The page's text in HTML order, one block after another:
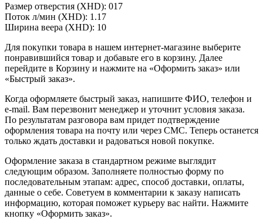
Размер отверстия (XHD): 017
Поток л/мин (XHD): 1.17
Ширина веера (XHD): 10
Для покупки товара в нашем интернет-магазине выберите
понравившийся товар и добавьте его в корзину. Далее
перейдите в Корзину и нажмите на «Оформить заказ» или
«Быстрый заказ».
Когда оформляете быстрый заказ, напишите ФИО, телефон и
e-mail. Вам перезвонит менеджер и уточнит условия заказа.
По результатам разговора вам придет подтверждение
оформления товара на почту или через СМС. Теперь останется
только ждать доставки и радоваться новой покупке.
Оформление заказа в стандартном режиме выглядит
следующим образом. Заполняете полностью форму по
последовательным этапам: адрес, способ доставки, оплаты,
данные о себе. Советуем в комментарии к заказу написать
информацию, которая поможет курьеру вас найти. Нажмите
кнопку «Оформить заказ».